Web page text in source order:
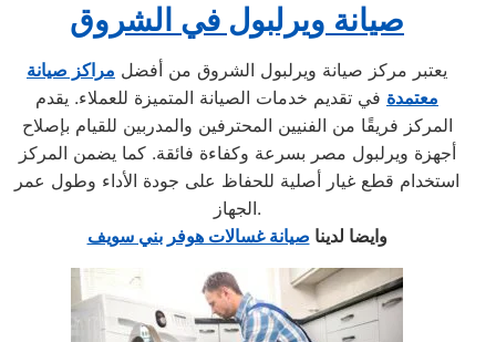
صيانة ويرلبول في الشروق
يعتبر مركز صيانة ويرلبول الشروق من أفضل مراكز صيانة
معتمدة في تقديم خدمات الصيانة المتميزة للعملاء. يقدم
المركز فريقًا من الفنيين المحترفين والمدربين للقيام بإصلاح
أجهزة ويرلبول مصر بسرعة وكفاءة فائقة. كما يضمن المركز
استخدام قطع غيار أصلية للحفاظ على جودة الأداء وطول عمر
الجهاز.
وايضا لدينا صيانة غسالات هوفر بني سويف